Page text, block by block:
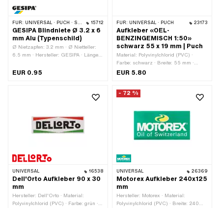
FÜR: UNIVERSAL · PUCH · SACHS 15712
GESIPA Blindniete Ø 3.2 x 6
mm Alu (Typenschild)
Ø Nietzapfen: 3.2 mm · Ø Nietteller:
6.5 mm · Hersteller: GESIPA · Länge
Aluminium · Material: Stahl · Ø
EUR 0.95
FÜR: UNIVERSAL · PUCH 23173
Aufkleber «OEL-
BENZINGEMISCH 1:50»
schwarz 55 x 19 mm | Puch
Material: Polyvinylchlorid (PVC) ·
Farbe: schwarz · Breite: 55 mm ·
Höhe: 19 mm · Beschaffenheit
benzinbeständig · Verwendungsort:
Tank (+ Rahmen) · Transferfolie: Nein
EUR 5.80
UNIVERSAL 16538
Dell'Orto Aufkleber 90 x 30
mm
Hersteller: Dell'Orto · Material:
Polyvinylchlorid (PVC) · Farbe: grün ·
- 72 %
UNIVERSAL 26369
Motorex Aufkleber 240x125
mm
Hersteller: Motorex · Material:
Polyvinylchlorid (PVC) · Breite: 240